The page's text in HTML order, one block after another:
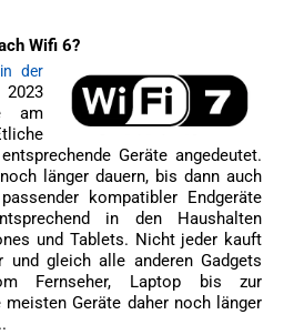
Wifi 6?
der
am
Geräte angedeutet.
länger dauern, bis dann auch
kompatibler Endgeräte
in den Haushalten
und Tablets. Nicht jeder kauft
und gleich alle anderen Gadgets
Fernseher, Laptop bis zur
Geräte daher noch länger